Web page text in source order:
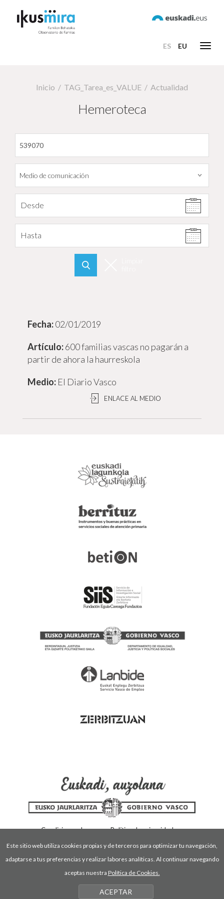
ES EU
Inicio TAG_Tarea_es_VALUE Actualidad
Hemeroteca
Filtrar por fecha
Desde
Hasta
02/01/2019
600 familias vascas no pagarán a
partir de ahora la haurreskola
El Diario Vasco
ENLACE AL MEDIO
Condiciones de uso
Política de privacidad
Política de cookies
Este sitio web utiliza cookies propias y de terceros para optimizar tu navegación,
adaptarse a tus preferencias y realizar labores analíticas. Al continuar navegando
aceptas nuestra Política de Cookies.
ACEPTAR